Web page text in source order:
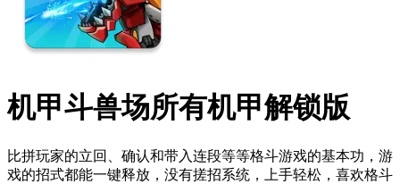
机甲斗兽场所有机甲解锁版
比拼玩家的立回、确认和带入连段等等格斗游戏的基本功，游
戏的招式都能一键释放，没有搓招系统，上手轻松，喜欢格斗